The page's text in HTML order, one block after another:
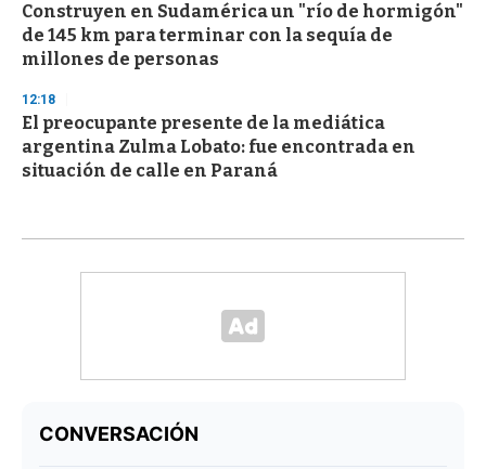
Construyen en Sudamérica un "río de hormigón"
de 145 km para terminar con la sequía de
millones de personas
12:18
El preocupante presente de la mediática
argentina Zulma Lobato: fue encontrada en
situación de calle en Paraná